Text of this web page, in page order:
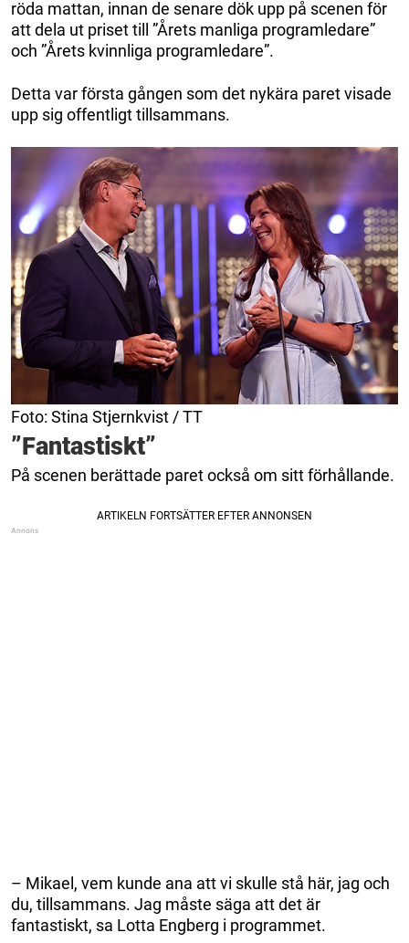
röda mattan, innan de senare dök upp på scenen för
att dela ut priset till ”Årets manliga programledare”
och ”Årets kvinnliga programledare”.
Detta var första gången som det nykära paret visade
upp sig offentligt tillsammans.
Foto: Stina Stjernkvist / TT
”Fantastiskt”
På scenen berättade paret också om sitt förhållande.
– Mikael, vem kunde ana att vi skulle stå här, jag och
du, tillsammans. Jag måste säga att det är
fantastiskt, sa Lotta Engberg i programmet.